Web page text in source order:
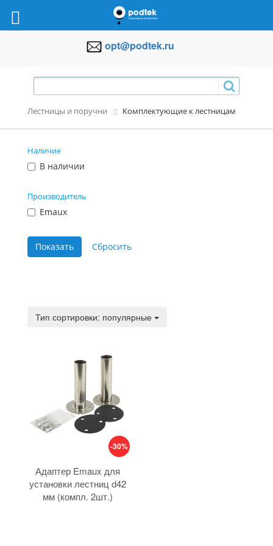
opt@podtek.ru
Лестницы и поручни Комплектующие к лестницам
Наличие
В наличии
Производитель
Emaux
Тип сортировки: популярные
-30%
Адаптер Emaux для
установки лестниц d42
мм (компл. 2шт.)